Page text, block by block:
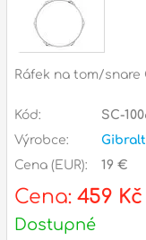
Ostatní
Naše prodejna
Adresa
Ráfek na tom/snare
Kód:
SC-
Výrobce:
Cena (EUR):
19 €
Cena: 459 Kč
Dostupné